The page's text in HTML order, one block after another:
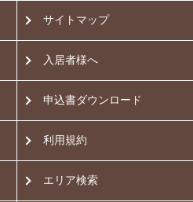
サイトマップ
入居者様へ
申込書ダウンロード
利用規約
エリア検索